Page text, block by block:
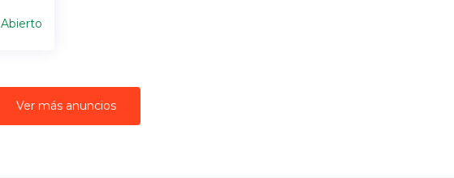
Abierto
Ver más anuncios